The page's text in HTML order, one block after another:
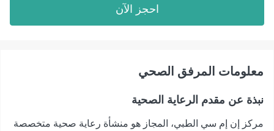
احجز الآن
معلومات المرفق الصحي
نبذة عن مقدم الرعاية الصحية
مركز إن إم سي الطبي، المجاز هو منشأة رعاية صحية متخصصة